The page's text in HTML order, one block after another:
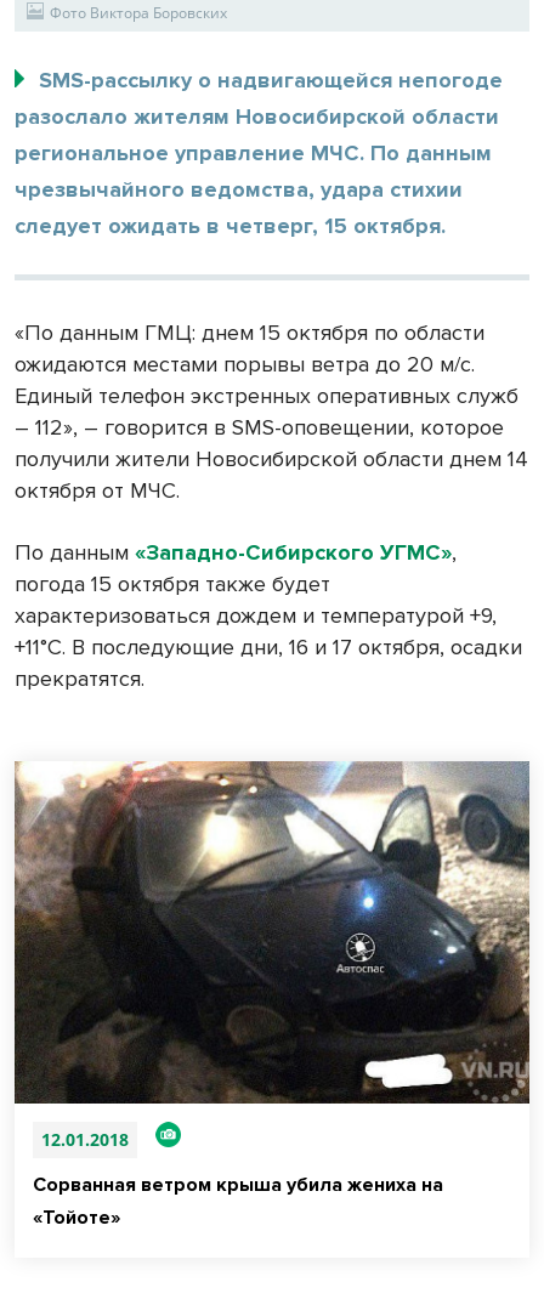
Фото Виктора Боровских
SMS-рассылку о надвигающейся непогоде
разослало жителям Новосибирской области
региональное управление МЧС. По данным
чрезвычайного ведомства, удара стихии
следует ожидать в четверг, 15 октября.
«По данным ГМЦ: днем 15 октября по области
ожидаются местами порывы ветра до 20 м/с.
Единый телефон экстренных оперативных служб
– 112», – говорится в SMS-оповещении, которое
получили жители Новосибирской области днем 14
октября от МЧС.
По данным «Западно-Сибирского УГМС»,
погода 15 октября также будет
характеризоваться дождем и температурой +9,
+11°С. В последующие дни, 16 и 17 октября, осадки
прекратятся.
12.01.2018
Сорванная ветром крыша убила жениха на
«Тойоте»